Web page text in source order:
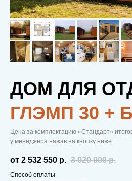
ДОМ ДЛЯ
ГЛЭМП 30 +
Цена за комплектацию «Стандарт»
у менеджера нажав на кнопку ниже
от 2 532 550 р. 3 920 000 р.
Способ оплаты